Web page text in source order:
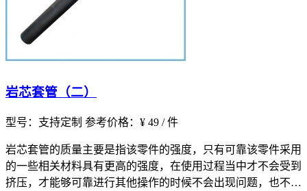
岩芯套管（二）
型号：支持定制 参考价格：¥ 49 / 件
岩芯套管的质量主要是指该零件的强度，只有可靠该零件采用
的一些相关材料具有更高的强度，在使用过程当中才不会受到
挤压，才能够可靠进行其他操作的时候不会出现问题，也不会